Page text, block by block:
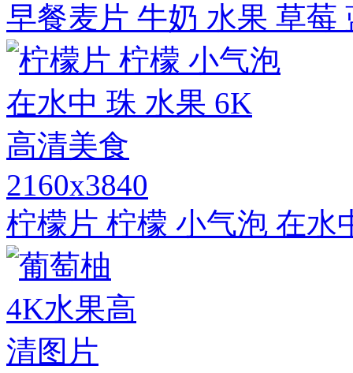
早餐麦片 牛奶 水果 草莓
2160x3840
柠檬片 柠檬 小气泡 在水